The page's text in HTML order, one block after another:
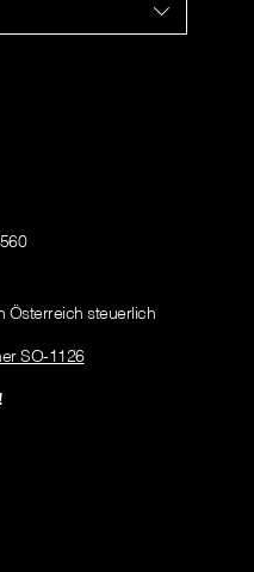
Österreich steuerlich
SO-1126